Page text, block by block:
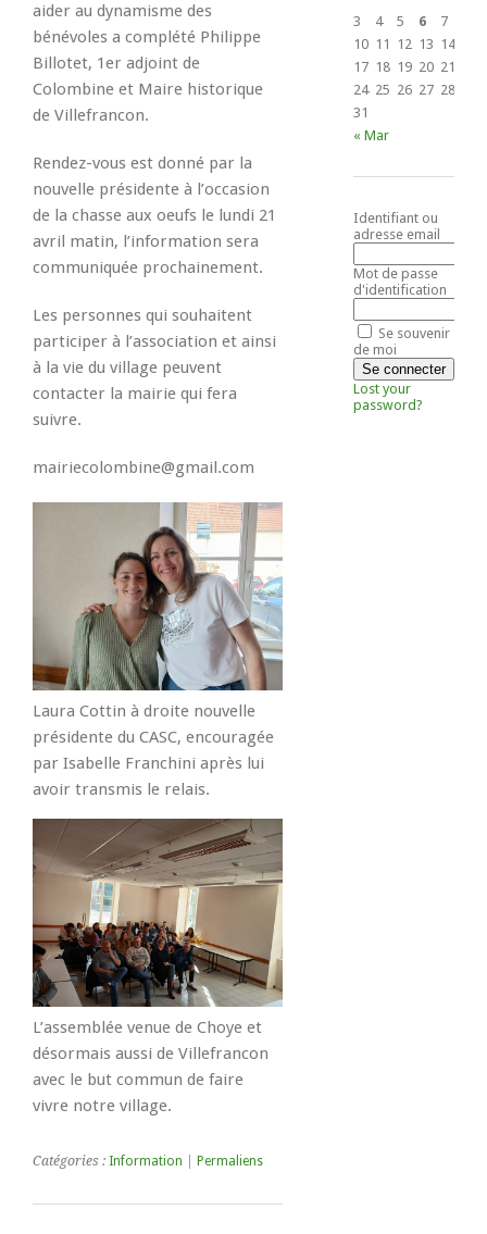
aider au dynamisme des
bénévoles a complété Philippe
Billotet, 1er adjoint de
Colombine et Maire historique
de Villefrancon.
Rendez-vous est donné par la
nouvelle présidente à l’occasion
de la chasse aux oeufs le lundi 21
avril matin, l’information sera
communiquée prochainement.
Les personnes qui souhaitent
participer à l’association et ainsi
à la vie du village peuvent
contacter la mairie qui fera
suivre.
mairiecolombine@gmail.com
Laura Cottin à droite nouvelle
présidente du CASC, encouragée
par Isabelle Franchini après lui
avoir transmis le relais.
L’assemblée venue de Choye et
désormais aussi de Villefrancon
avec le but commun de faire
vivre notre village.
Catégories : Information Permaliens
3
4 5 6 7
10 11 12 13 14
17 18 19 20 21
24 25 26 27 28
31
« Mar
Identifiant ou
adresse email
Mot de passe
d'identification
Se souvenir
de moi
Lost your
password?